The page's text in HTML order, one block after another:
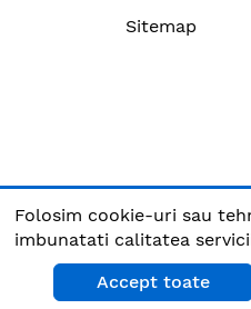
Sitemap
drepturile rezervate.
Folosim cookie-uri sau
imbunatati calitatea
Accept toate